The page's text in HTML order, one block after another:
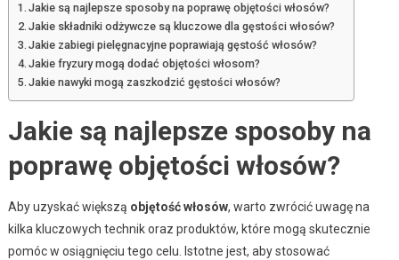
Jakie są najlepsze sposoby na poprawę objętości włosów?
Jakie składniki odżywcze są kluczowe dla gęstości włosów?
Jakie zabiegi pielęgnacyjne poprawiają gęstość włosów?
Jakie fryzury mogą dodać objętości włosom?
Jakie nawyki mogą zaszkodzić gęstości włosów?
Jakie są najlepsze sposoby na
poprawę objętości włosów?
Aby uzyskać większą objętość włosów, warto zwrócić uwagę na
kilka kluczowych technik oraz produktów, które mogą skutecznie
pomóc w osiągnięciu tego celu. Istotne jest, aby stosować